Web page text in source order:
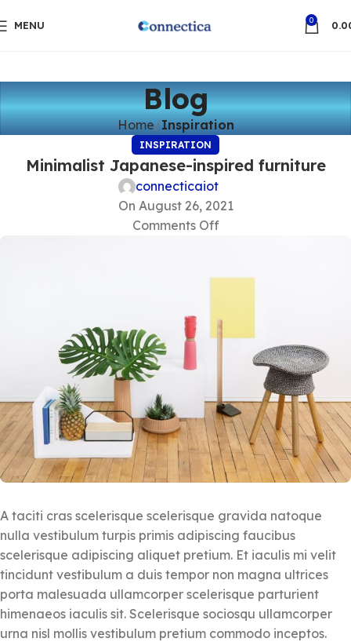
MENU 0
Blog
Home Inspiration
INSPIRATION
Minimalist Japanese-inspired furniture
connecticaiot
On August 26, 2021
Comments Off
A taciti cras scelerisque scelerisque gravida natoque
nulla vestibulum turpis primis adipiscing faucibus
scelerisque adipiscing aliquet pretium. Et iaculis mi velit
tincidunt vestibulum a duis tempor non magna ultrices
porta malesuada ullamcorper scelerisque parturient
himenaeos iaculis sit. Scelerisque sociosqu ullamcorper
urna nisl mollis vestibulum pretium commodo inceptos.